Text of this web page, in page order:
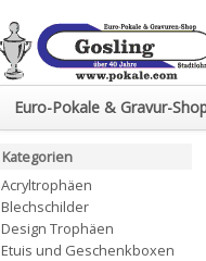
Euro-Pokale & Gravur-
Kategorien
Acryltrophäen
Blechschilder
Design Trophäen
Etuis und Geschenkboxen